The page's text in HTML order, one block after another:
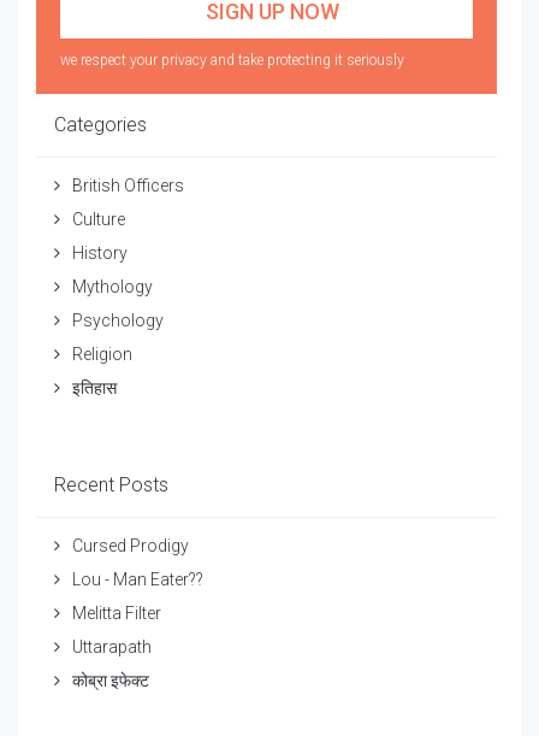
we respect your privacy and take protecting it seriously
Categories
British Officers
Culture
History
Mythology
Psychology
Religion
इतिहास
Recent Posts
Cursed Prodigy
Lou - Man Eater??
Melitta Filter
Uttarapath
कोब्रा इफेक्ट